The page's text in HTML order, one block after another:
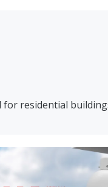
for residential